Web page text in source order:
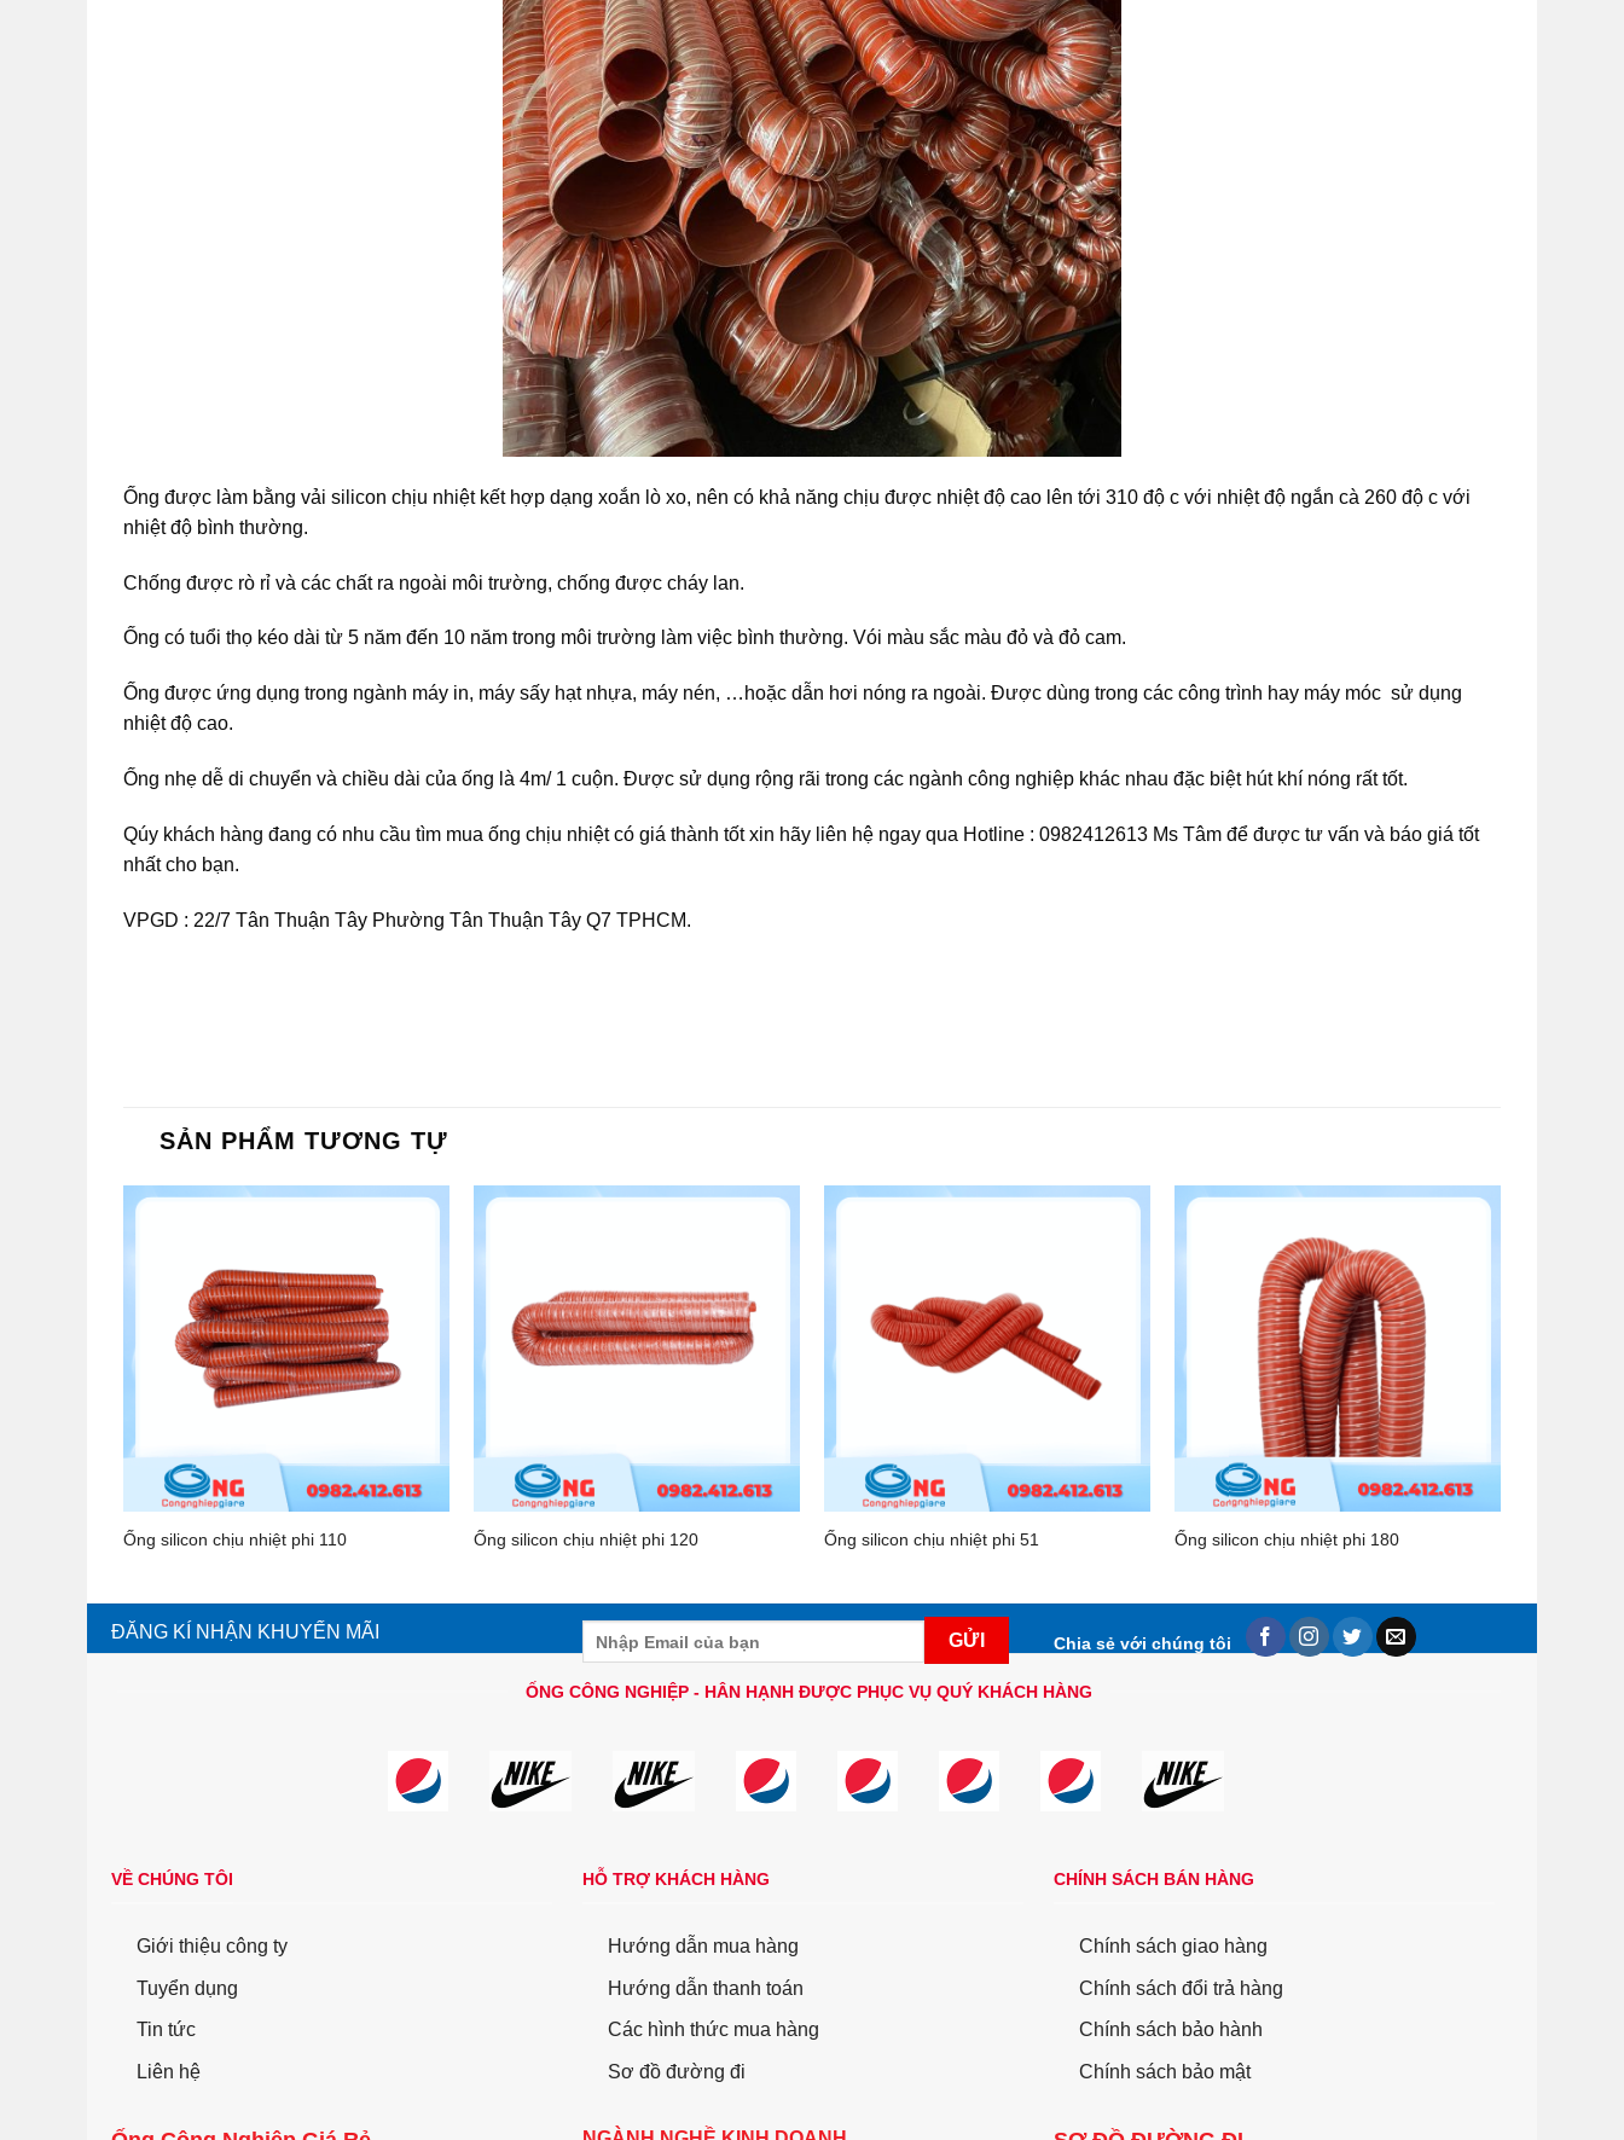
Ống được làm bằng vải silicon chịu nhiệt kết hợp dạng xoắn lò xo, nên có khả năng chịu được nhiệt độ cao lên tới 310 độ c với nhiệt độ ngắn cà 260 độ c với
nhiệt độ bình thường.
Chống được rò rỉ và các chất ra ngoài môi trường, chống được cháy lan.
Ống có tuổi thọ kéo dài từ 5 năm đến 10 năm trong môi trường làm việc bình thường. Vói màu sắc màu đỏ và đỏ cam.
Ống được ứng dụng trong ngành máy in, máy sấy hạt nhựa, máy nén, …hoặc dẫn hơi nóng ra ngoài. Được dùng trong các công trình hay máy móc sử dụng
nhiệt độ cao.
Ống nhẹ dễ di chuyển và chiều dài của ống là 4m/ 1 cuộn. Được sử dụng rộng rãi trong các ngành công nghiệp khác nhau đặc biệt hút khí nóng rất tốt.
Qúy khách hàng đang có nhu cầu tìm mua ống chịu nhiệt có giá thành tốt xin hãy liên hệ ngay qua Hotline : 0982412613 Ms Tâm để được tư vấn và báo giá tốt
nhất cho bạn.
VPGD : 22/7 Tân Thuận Tây Phường Tân Thuận Tây Q7 TPHCM.
SẢN PHẨM TƯƠNG TỰ
Ống silicon chịu nhiệt phi 110 Ống silicon chịu nhiệt phi 120 Ống silicon chịu nhiệt phi 51 Ống silicon chịu nhiệt phi 180
ĐĂNG KÍ NHẬN KHUYẾN MÃI
Chia sẻ với chúng tôi
ỐNG CÔNG NGHIỆP - HÂN HẠNH ĐƯỢC PHỤC VỤ QUÝ KHÁCH HÀNG
VỀ CHÚNG TÔI
Giới thiệu công ty
Tuyển dụng
Tin tức
Liên hệ
HỖ TRỢ KHÁCH HÀNG
Hướng dẫn mua hàng
Hướng dẫn thanh toán
Các hình thức mua hàng
Sơ đồ đường đi
CHÍNH SÁCH BÁN HÀNG
Chính sách giao hàng
Chính sách đổi trả hàng
Chính sách bảo hành
Chính sách bảo mật